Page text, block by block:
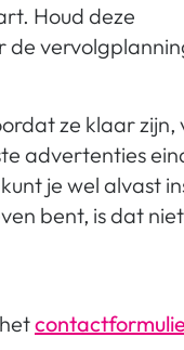
Houd deze
de
ze klaar zijn,
advertenties
je wel alvast
bent, is dat